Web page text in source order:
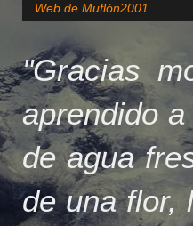
Web de Muflón2001
"Gracias
aprendido
de agua
de una flor,